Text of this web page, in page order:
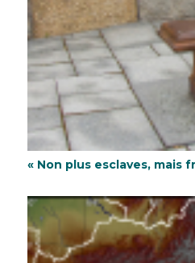
« Non plus esclaves, mais